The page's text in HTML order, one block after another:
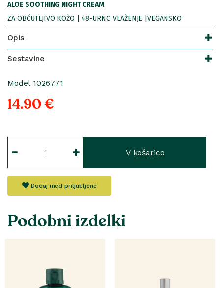
ALOE SOOTHING NIGHT CREAM
ZA OBČUTLJIVO KOŽO | 48-URNO VLAŽENJE |VEGANSKO
Opis
Sestavine
Model 1026771
14.90 €
V košarico
Dodaj med priljubljene
Podobni izdelki